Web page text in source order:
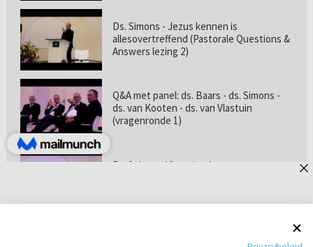
Ds. Simons - Jezus kennen is
allesovertreffend (Pastorale Questions &
Answers lezing 2)
Q&A met panel: ds. Baars - ds. Simons -
ds. van Kooten - ds. van Vlastuin
(vragenronde 1)
Prof. dr. van Vlastuin - Is